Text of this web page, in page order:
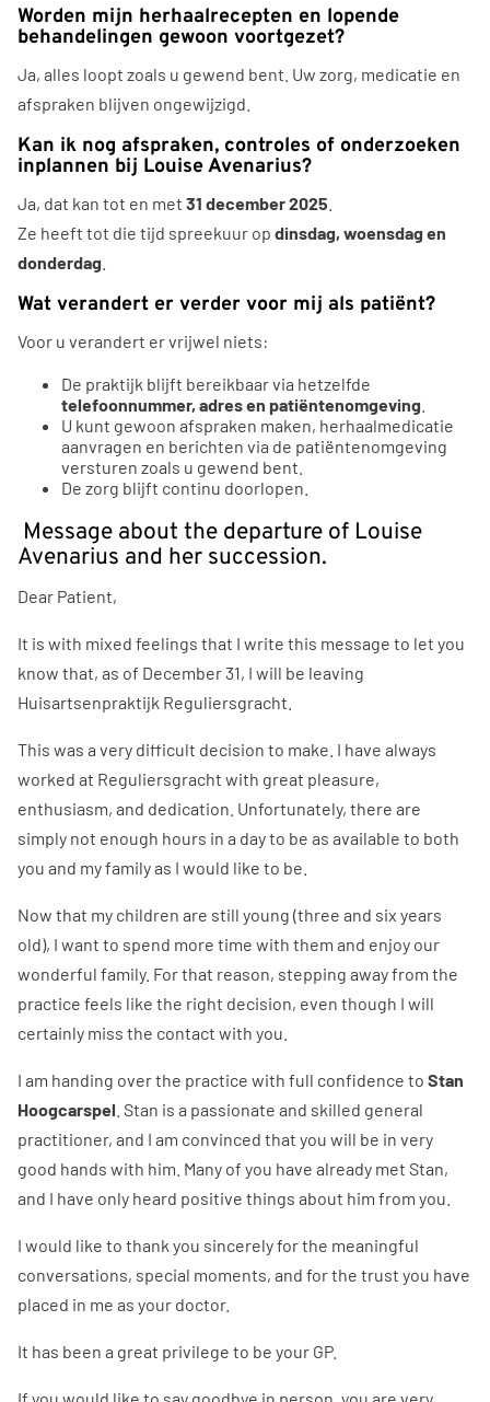
Worden mijn herhaalrecepten en lopende
behandelingen gewoon voortgezet?
Ja, alles loopt zoals u gewend bent. Uw zorg, medicatie en
afspraken blijven ongewijzigd.
Kan ik nog afspraken, controles of onderzoeken
inplannen bij Louise Avenarius?
Ja, dat kan tot en met 31 december 2025
Ze heeft tot die tijd spreekuur op dinsdag, woensdag en
donderdag
Wat verandert er verder voor mij als patiënt?
Voor u verandert er vrijwel niets:
De praktijk blijft bereikbaar via hetzelfde
telefoonnummer, adres en patiëntenomgeving
U kunt gewoon afspraken maken, herhaalmedicatie
aanvragen en berichten via de patiëntenomgeving
versturen zoals u gewend bent.
De zorg blijft continu doorlopen.
Message about the departure of Louise
Avenarius and her succession.
Dear Patient,
It is with mixed feelings that I write this message to let you
know that, as of December 31, I will be leaving
Huisartsenpraktijk Reguliersgracht.
This was a very difficult decision to make. I have always
worked at Reguliersgracht with great pleasure,
enthusiasm, and dedication. Unfortunately, there are
simply not enough hours in a day to be as available to both
you and my family as I would like to be.
Now that my children are still young (three and six years
old), I want to spend more time with them and enjoy our
wonderful family. For that reason, stepping away from the
practice feels like the right decision, even though I will
certainly miss the contact with you.
I am handing over the practice with full confidence to Stan
Hoogcarspel . Stan is a passionate and skilled general
practitioner, and I am convinced that you will be in very
good hands with him. Many of you have already met Stan,
and I have only heard positive things about him from you.
I would like to thank you sincerely for the meaningful
conversations, special moments, and for the trust you have
placed in me as your doctor.
It has been a great privilege to be your GP.